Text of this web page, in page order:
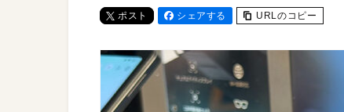
ポスト シェアする URLのコピー